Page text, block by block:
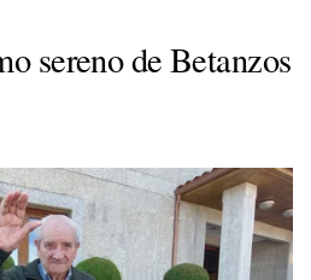
sereno de Betanzos